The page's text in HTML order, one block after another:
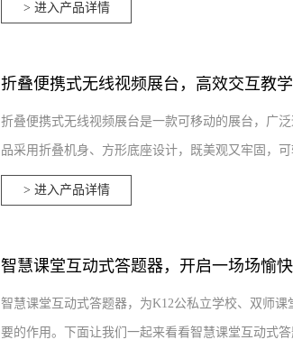
> 进入产品详情
折叠便携式无线视频展台，高效交互教
折叠便携式无线视频展台是一款可移动的展台，广
品采用折叠机身、方形底座设计，既美观又牢固，
> 进入产品详情
智慧课堂互动式答题器，开启一场场愉快
智慧课堂互动式答题器，为K12公私立学校、双师
要的作用。下面让我们一起来看看智慧课堂互动式